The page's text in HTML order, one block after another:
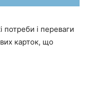
потреби і переваги
карток, що